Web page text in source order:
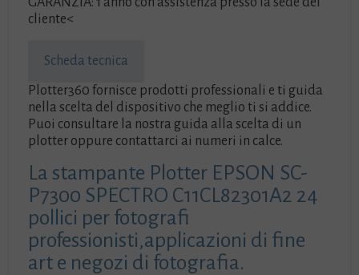
cliente<
Scheda tecnica
Plotter360 fornisce prodotti professionali e ti guida
nella scelta del dispositivo che meglio ti si addice.
Puoi consultare la nostra guida alla scelta di un
plotter oppure contattarci ai numeri in calce.
La stampante Plotter EPSON SC-
P7300 SPECTRO C11CL82301A2 24
pollici per fotografi
professionisti,applicazioni di fine
art e negozi di fotografia.